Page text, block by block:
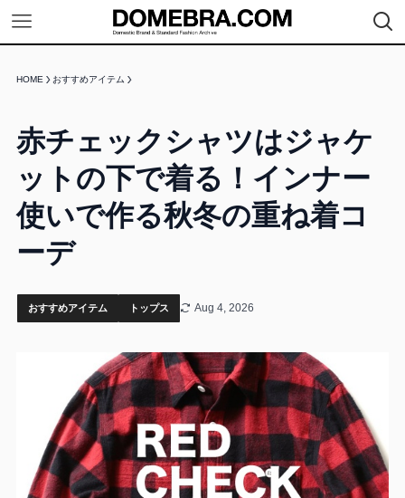
HOME おすすめアイテム
赤チェックシャツはジャケ
ットの下で着る！インナー
使いで作る秋冬の重ね着コ
ーデ
おすすめアイテム トップス Aug 4, 2026